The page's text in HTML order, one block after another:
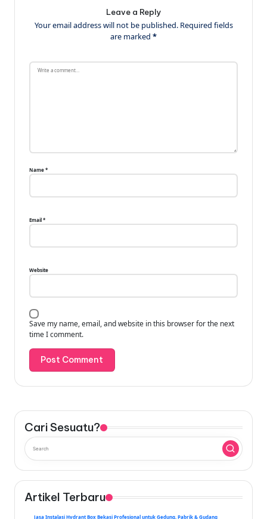
Leave a Reply
Your email address will not be published. Required fields
are marked *
Name*
Email*
Website
Save my name, email, and website in this browser for the next
time I comment.
Cari Sesuatu?
Artikel Terbaru
Jasa Instalasi Hydrant Box Bekasi Profesional untuk Gedung, Pabrik & Gudang